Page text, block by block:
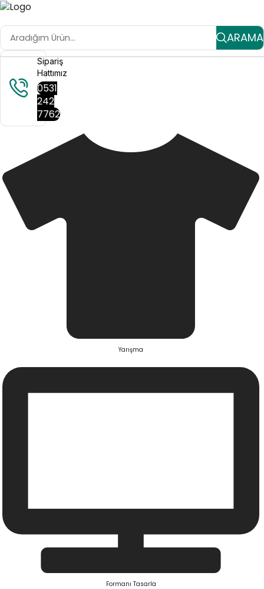
ARAMA
Sipariş
Hattımız
0531
242
7762
Yarışma
Formanı Tasarla